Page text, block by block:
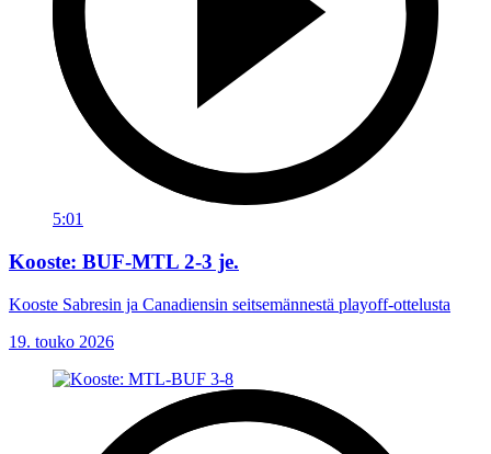
5:01
Kooste: BUF-MTL 2-3 je.
Kooste Sabresin ja Canadiensin seitsemännestä playoff-ottelusta
19. touko 2026